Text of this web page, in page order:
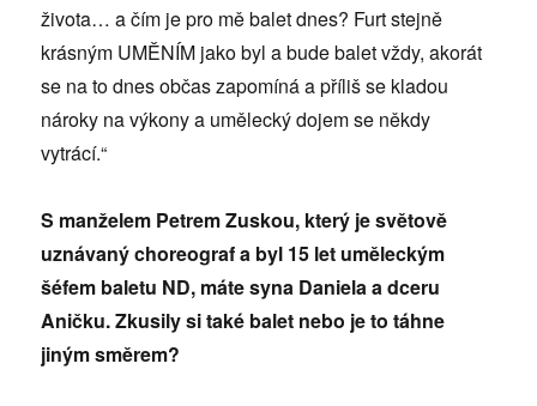
života… a čím je pro mě balet dnes? Furt stejně
krásným UMĚNÍM jako byl a bude balet vždy, akorát
se na to dnes občas zapomíná a příliš se kladou
nároky na výkony a umělecký dojem se někdy
vytrácí.“
S manželem Petrem Zuskou, který je světově
uznávaný choreograf a byl 15 let uměleckým
šéfem baletu ND, máte syna Daniela a dceru
Aničku. Zkusily si také balet nebo je to táhne
jiným směrem?